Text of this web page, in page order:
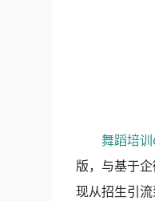
舞蹈培
版，与基于
现从招生引